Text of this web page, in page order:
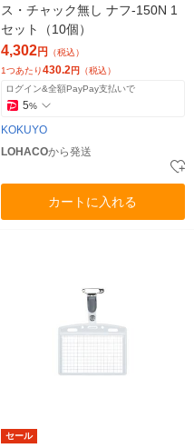
ス・チャック無し ナフ-150N 1
セット（10個）
4,302円
（税込）
1つあたり430.2円 （税込）
ログイン&全額PayPay支払いで
5%
KOKUYO
LOHACOから発送
カートに入れる
セール